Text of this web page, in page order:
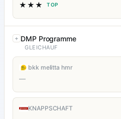
★★★ TOP
DMP Programme
GLEICHAUF
bkk melitta hmr
—
KNAPPSCHAFT